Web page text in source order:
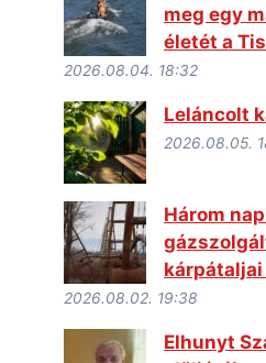
meg egy
életét a
2026.08.04. 18:32
Leláncolt
2026.08.05.
Három
2026.08.02. 19:38
Elhunyt